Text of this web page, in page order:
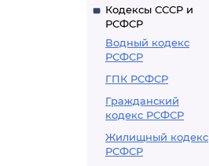
Кодексы СССР и
РСФСР
Водный кодекс
РСФСР
ГПК РСФСР
Гражданский
кодекс РСФСР
Жилищный кодекс
РСФСР